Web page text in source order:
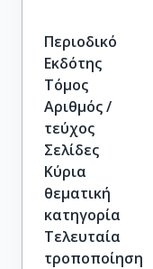
Περιοδικό
Εκδότης
Τόμος
Αριθμός /
τεύχος
Σελίδες
Κύρια
θεματική
κατηγορία
Τελευταία
τροποποίηση